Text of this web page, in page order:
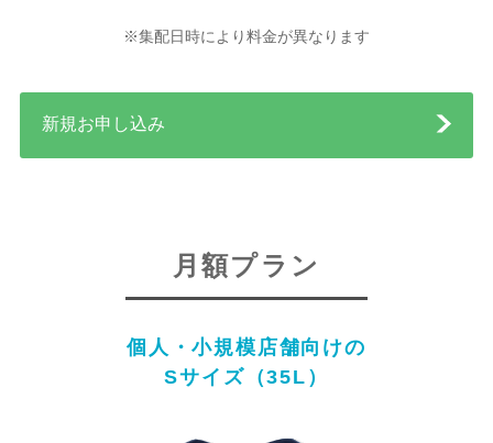
※集配日時により料金が異なります
新規お申し込み
月額プラン
個人・小規模店舗向けの
Sサイズ（35L）